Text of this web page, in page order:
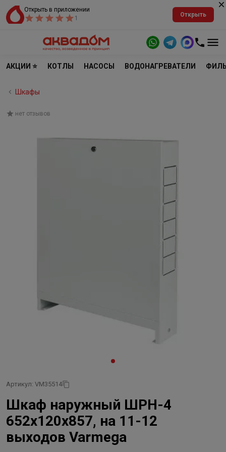
Открыть в приложении
1
Открыть
АКЦИИ ⭐ КОТЛЫ НАСОСЫ ВОДОНАГРЕВАТЕЛИ
Шкафы
нет отзывов
Артикул: VM35514
Шкаф наружный ШРН-4
652х120х857, на 11-12
выходов Varmega